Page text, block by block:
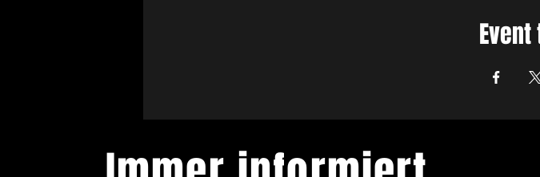
Für Gäste, die vor dem Konzert noch essen
Während des Konzertes
Tickets sind
konzert@sk-